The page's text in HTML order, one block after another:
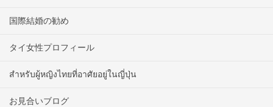
国際結婚の勧め
タイ女性プロフィール
สำหรับผู้หญิงไทยที่อาศัยอยู่ในญี่ปุ่น
お見合いブログ